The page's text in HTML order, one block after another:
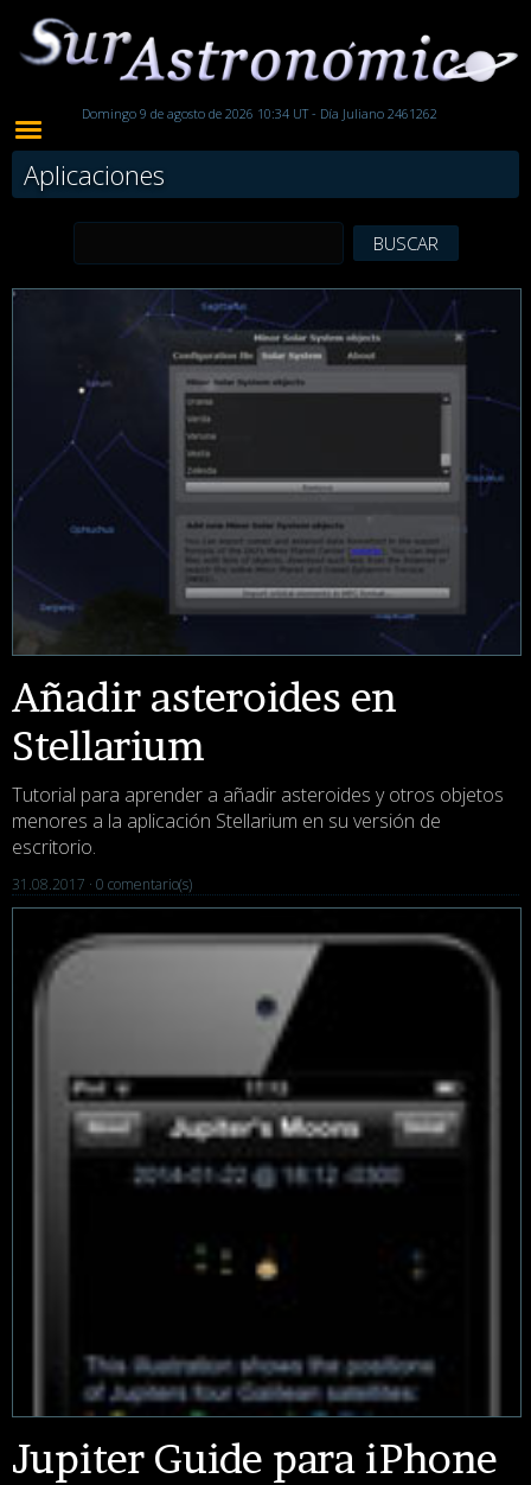
Domingo 9 de agosto de 2026 10:34 UT - Día Juliano 2461262
Aplicaciones
BUSCAR
Añadir asteroides en
Stellarium
Tutorial para aprender a añadir asteroides y otros objetos
menores a la aplicación Stellarium en su versión de
escritorio.
31.08.2017 · 0 comentario(s)
Jupiter Guide para iPhone